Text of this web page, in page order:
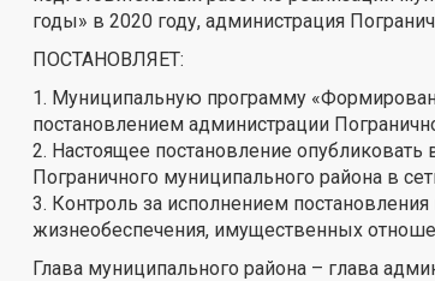
годы» в 2020 году, администрация
ПОСТАНОВЛЯЕТ:
1. Муниципальную программу
постановлением администрации
2. Настоящее постановление
Пограничного муниципального района в
3. Контроль за исполнением
жизнеобеспечения, имущественных
Глава муниципального района – глава